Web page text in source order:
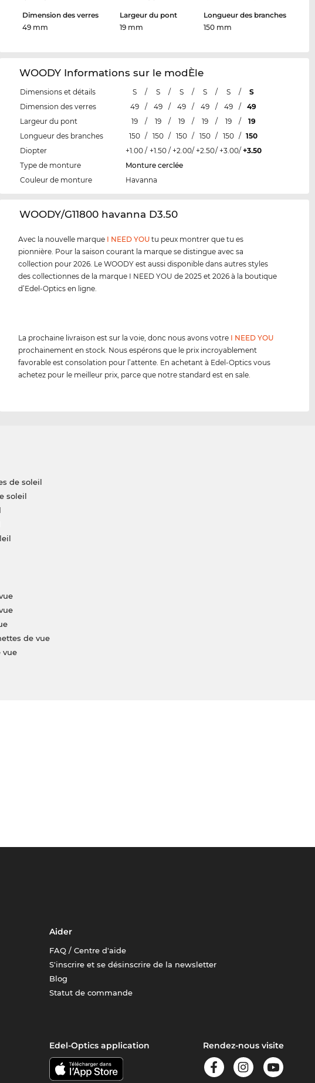
Dimension des verres
49 mm
Largeur du pont
19 mm
Longueur des branches
150 mm
WOODY Informations sur le modÈle
Dimensions et détails S / S / S / S / S /
S
Dimension des verres
49 / 49 / 49 / 49 / 49 /
49
Largeur du pont
19 / 19 / 19 / 19 / 19 /
19
Longueur des branches
150 / 150 / 150 / 150 / 150 / 150
Diopter
+1.00 / +1.50 / +2.00/ +2.50/ +3.00/ +3.50
Type de monture
Monture cerclée
Couleur de monture
Havanna
‌WOODY/G11800 havanna D3.50
Avec la nouvelle marque I NEED YOU tu peux montrer que tu es
pionnière. Pour la saison courant la marque se distingue avec sa
collection pour 2026. Le WOODY est aussi disponible dans autres styles
des collectionnes de la marque I NEED YOU de 2025 et 2026 à la boutique
d’Edel-Optics en ligne.
La prochaine livraison est sur la voie, donc nous avons votre I NEED YOU
prochainement en stock. Nous espérons que le prix incroyablement
favorable est consolation pour l’attente. En achetant à Edel-Optics vous
achetez pour le meilleur prix, parce que notre standard est en sale.
de soleil
soleil
de vue
vue
Aider
FAQ / Centre d'aide
S'inscrire et se désinscrire de la newsletter
Blog
Statut de commande
Edel-Optics application Rendez-nous visite